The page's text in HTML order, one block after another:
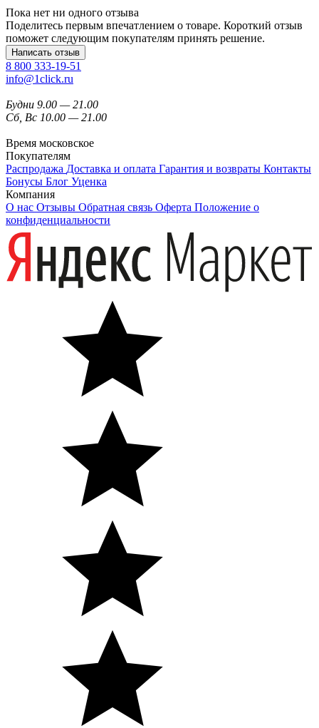
Пока нет ни одного отзыва
Поделитесь первым впечатлением о товаре. Короткий отзыв
поможет следующим покупателям принять решение.
Написать отзыв
8 800 333-19-51
info@1click.ru
Будни 9.00 — 21.00
Сб, Вс 10.00 — 21.00
Время московское
Покупателям
Распродажа Доставка и оплата Гарантия и возвраты Контакты
Бонусы Блог Уценка
Компания
О нас Отзывы Обратная связь Оферта Положение о
конфиденциальности